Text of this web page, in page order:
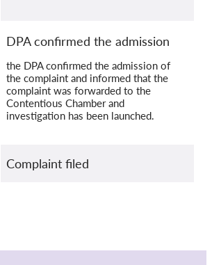
DPA confirmed the admission
the DPA confirmed the admission of
the complaint and informed that the
complaint was forwarded to the
Contentious Chamber and
investigation has been launched.
Complaint filed